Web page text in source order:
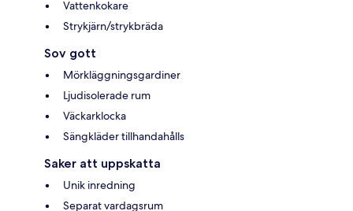
Vattenkokare
Strykjärn/strykbräda
Sov gott
Mörkläggningsgardiner
Ljudisolerade rum
Väckarklocka
Sängkläder tillhandahålls
Saker att uppskatta
Unik inredning
Separat vardagsrum